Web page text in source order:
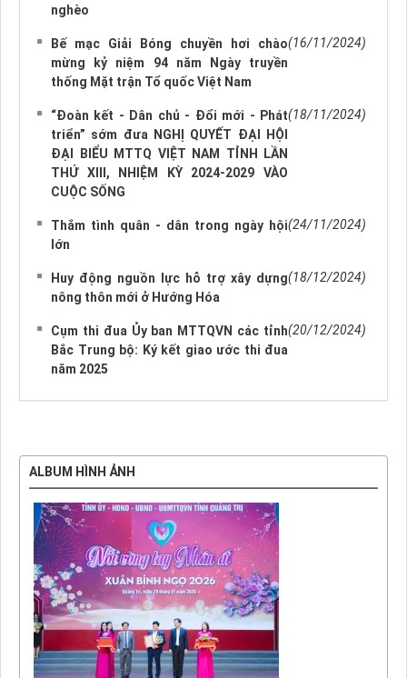
nghèo
Bế mạc Giải Bóng chuyền hơi chào
mừng kỷ niệm 94 năm Ngày truyền
thống Mặt trận Tổ quốc Việt Nam
(16/11/2024)
“Đoàn kết - Dân chủ - Đổi mới - Phát
triển” sớm đưa NGHỊ QUYẾT ĐẠI HỘI
ĐẠI BIỂU MTTQ VIỆT NAM TỈNH LẦN
THỨ XIII, NHIỆM KỲ 2024-2029 VÀO
CUỘC SỐNG
(18/11/2024)
Thắm tình quân - dân trong ngày hội
lớn
(24/11/2024)
Huy động nguồn lực hỗ trợ xây dựng
nông thôn mới ở Hướng Hóa
(18/12/2024)
Cụm thi đua Ủy ban MTTQVN các tỉnh
Bắc Trung bộ: Ký kết giao ước thi đua
năm 2025
(20/12/2024)
ALBUM HÌNH ẢNH